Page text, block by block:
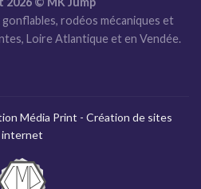
rodéos mécaniques et
Loire Atlantique et en Vendée.
Média Print - Création de sites
internet